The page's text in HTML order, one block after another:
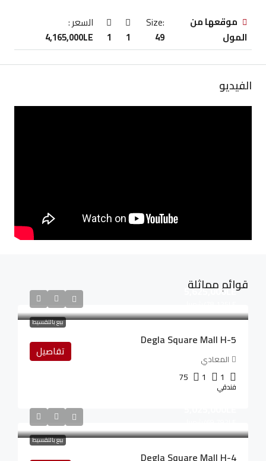
موقعها من
المول
Size:
49
1
1
السعر :
4,165,000LE
الفيديو
قوائم مماثلة
بيع بالتقسيط
5,625,000LE
Degla Square Mall H-5
المعادي
1
1
75
فندقي
تفاصيل
بيع بالتقسيط